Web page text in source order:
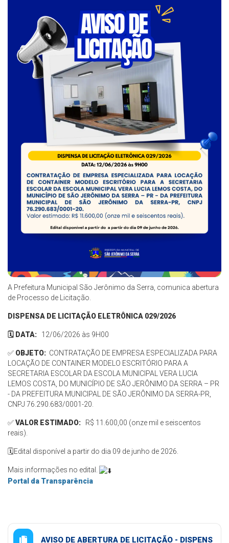
A Prefeitura Municipal São Jerônimo da Serra, comunica abertura
de Processo de Licitação.
DISPENSA DE LICITAÇÃO ELETRÔNICA 029/2026
🗓️ DATA: 12/06/2026 às 9H00
✅ OBJETO: CONTRATAÇÃO DE EMPRESA ESPECIALIZADA PARA
LOCAÇÃO DE CONTAINER MODELO ESCRITÓRIO PARA A
SECRETARIA ESCOLAR DA ESCOLA MUNICIPAL VERA LUCIA
LEMOS COSTA, DO MUNICÍPIO DE SÃO JERÔNIMO DA SERRA – PR
- DA PREFEITURA MUNICIPAL DE SÃO JERÔNIMO DA SERRA-PR,
CNPJ 76.290.683/0001-20.
✅VALOR ESTIMADO:
R$ 11.600,00 (onze mil e seiscentos
reais).
🗓️Edital disponível a partir do dia 09 de junho de 2026.
Mais informações no edital.
Portal da Transparência
AVISO DE ABERTURA DE LICITAÇÃO - DISPENS